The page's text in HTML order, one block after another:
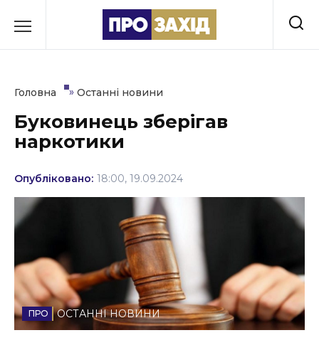
до
Культура
Освіта
Події
Соціум
Спорт
Стиль життя
Головна » Останні новини
Буковинець зберігав
наркотики
Опубліковано: 18:00, 19.09.2024
ОСТАННІ НОВИНИ